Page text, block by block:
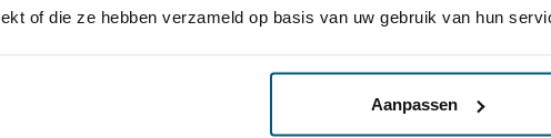
of die ze hebben verzameld op basis van uw gebruik van hun
Aanpassen
Volkswagen: ook E-Golf | Seat: ook FR